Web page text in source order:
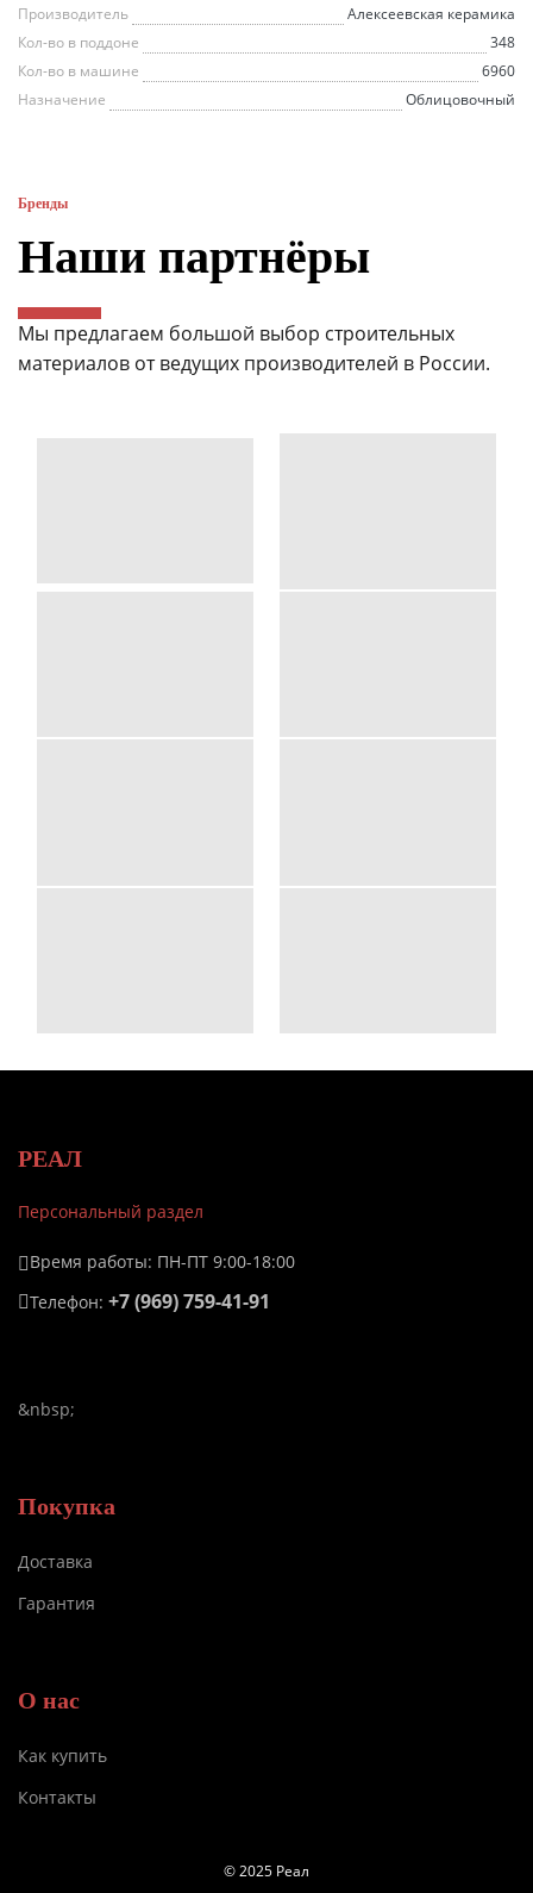
Производитель
Алексеевская керамика
Кол-во в поддоне
348
Кол-во в машине
6960
Назначение
Облицовочный
Бренды
Наши партнёры
Мы предлагаем большой выбор строительных
материалов от ведущих производителей в России.
РЕАЛ
Персональный раздел
Время работы: ПН-ПТ 9:00-18:00
Телефон: +7 (969) 759-41-91
&nbsp;
Покупка
Доставка
Гарантия
О нас
Как купить
Контакты
© 2025 Реал